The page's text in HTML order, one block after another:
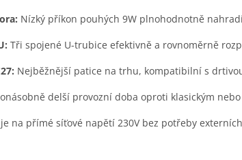
Nízký příkon pouhých 9W plnohodnotně
Tři spojené U-trubice efektivně a rovnoměrně
Nejběžnější patice na trhu, kompatibilní s
delší provozní doba oproti klasickým
na přímé síťové napětí 230V bez potřeby